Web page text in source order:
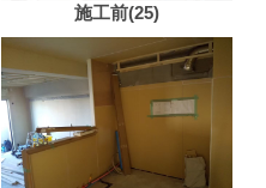
施工前(25)